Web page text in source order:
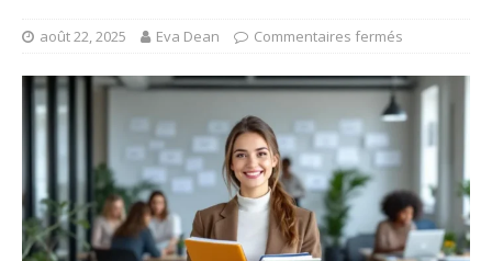
août 22, 2025 Eva Dean Commentaires fermés